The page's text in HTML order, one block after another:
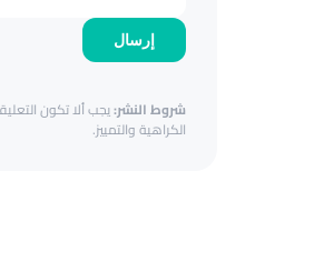
إرسال
شروط النشر:يجب ألا تكون
الكراهية والتمييز.